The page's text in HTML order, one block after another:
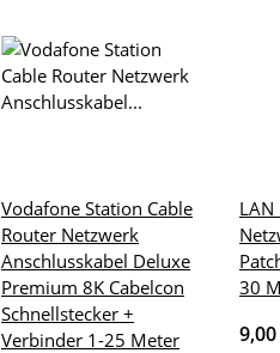
Vodafone Station Cable
Router Netzwerk
Anschlusskabel Deluxe
Premium 8K Cabelcon
Schnellstecker +
Verbinder 1-25 Meter
LAN
30